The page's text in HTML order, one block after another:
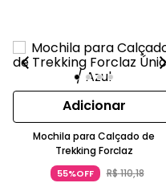
Adicionar
Mochila para Calçado de
Trekking Forclaz
55%OFF R$110,18